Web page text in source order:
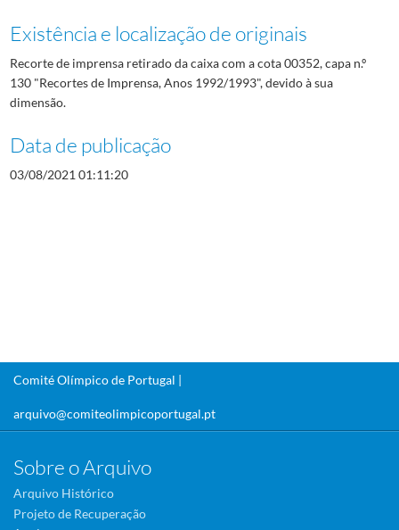
Existência e localização de originais
Recorte de imprensa retirado da caixa com a cota 00352, capa n.º
130 "Recortes de Imprensa, Anos 1992/1993", devido à sua
dimensão.
Data de publicação
03/08/2021 01:11:20
Comité Olímpico de Portugal |
arquivo@comiteolimpicoportugal.pt
Sobre o Arquivo
Arquivo Histórico
Projeto de Recuperação